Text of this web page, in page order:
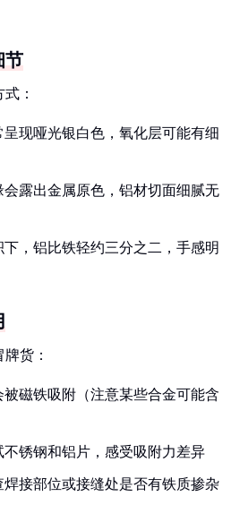
节
：
呈现哑光银白色，氧化层可能有细
会露出金属原色，铝材切面细腻无
下，铝比铁轻约三分之二，手感明
货：
被磁铁吸附（注意某些合金可能含
不锈钢和铝片，感受吸附力差异
焊接部位或接缝处是否有铁质掺杂